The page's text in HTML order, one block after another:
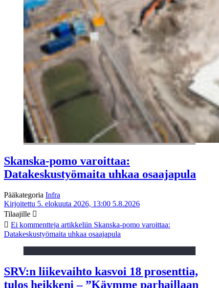
Skanska-pomo varoittaa:
Datakeskustyömaita uhkaa osaajapula
Pääkategoria Infra
Kirjoitettu 5. elokuuta 2026, 13:00 5.8.2026
Tilaajille
Ei kommentteja artikkeliin Skanska-pomo varoittaa:
Datakeskustyömaita uhkaa osaajapula
SRV:n liikevaihto kasvoi 18 prosenttia,
tulos heikkeni – ”Käymme parhaillaan